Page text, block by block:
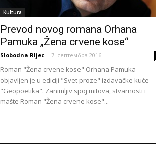
Kultura
Prevod novog romana Orhana
Pamuka „Žena crvene kose“
Slobodna RIjec - 7. септембра 2016.
Roman "Žena crvene kose" Orhana Pamuka
objavljen je u ediciji "Svet proze" izdavačke kuće
"Geopoetika". Zanimljiv spoj mitova, stvarnosti i
mašte Roman "Žena crvene kose"...